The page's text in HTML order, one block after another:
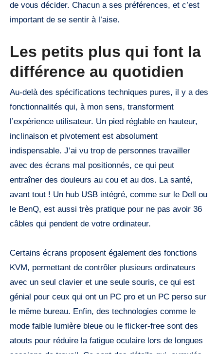
de vous décider. Chacun a ses préférences, et c’est
important de se sentir à l’aise.
Les petits plus qui font la
différence au quotidien
Au-delà des spécifications techniques pures, il y a des
fonctionnalités qui, à mon sens, transforment
l’expérience utilisateur. Un pied réglable en hauteur,
inclinaison et pivotement est absolument
indispensable. J’ai vu trop de personnes travailler
avec des écrans mal positionnés, ce qui peut
entraîner des douleurs au cou et au dos. La santé,
avant tout ! Un hub USB intégré, comme sur le Dell ou
le BenQ, est aussi très pratique pour ne pas avoir 36
câbles qui pendent de votre ordinateur.
Certains écrans proposent également des fonctions
KVM, permettant de contrôler plusieurs ordinateurs
avec un seul clavier et une seule souris, ce qui est
génial pour ceux qui ont un PC pro et un PC perso sur
le même bureau. Enfin, des technologies comme le
mode faible lumière bleue ou le flicker-free sont des
atouts pour réduire la fatigue oculaire lors de longues